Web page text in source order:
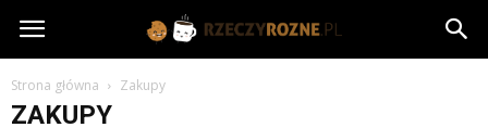
rzeczyrozne.pl
Strona główna Zakupy
ZAKUPY